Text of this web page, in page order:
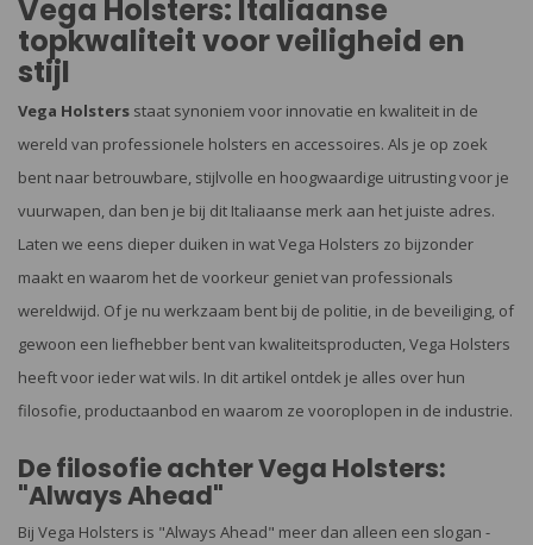
Vega Holsters: Italiaanse
topkwaliteit voor veiligheid en
stijl
Vega Holsters staat synoniem voor innovatie en kwaliteit in de
wereld van professionele holsters en accessoires. Als je op zoek
bent naar betrouwbare, stijlvolle en hoogwaardige uitrusting voor je
vuurwapen, dan ben je bij dit Italiaanse merk aan het juiste adres.
Laten we eens dieper duiken in wat Vega Holsters zo bijzonder
maakt en waarom het de voorkeur geniet van professionals
wereldwijd. Of je nu werkzaam bent bij de politie, in de beveiliging, of
gewoon een liefhebber bent van kwaliteitsproducten, Vega Holsters
heeft voor ieder wat wils. In dit artikel ontdek je alles over hun
filosofie, productaanbod en waarom ze vooroplopen in de industrie.
De filosofie achter Vega Holsters:
"Always Ahead"
Bij Vega Holsters is "Always Ahead" meer dan alleen een slogan -